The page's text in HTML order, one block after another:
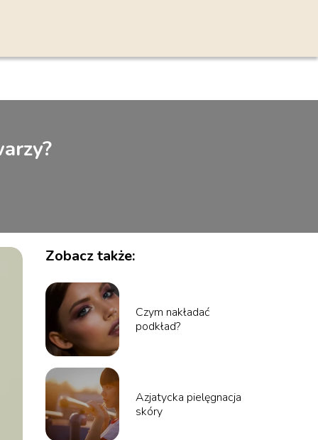
Zobacz także:
Czym nakładać
podkład?
Azjatycka pielęgnacja
skóry